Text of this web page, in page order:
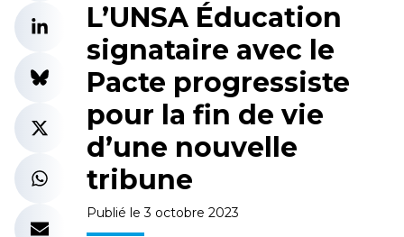
L’UNSA Éducation
signataire avec le
Pacte progressiste
pour la fin de vie
d’une nouvelle
tribune
Publié le 3 octobre 2023